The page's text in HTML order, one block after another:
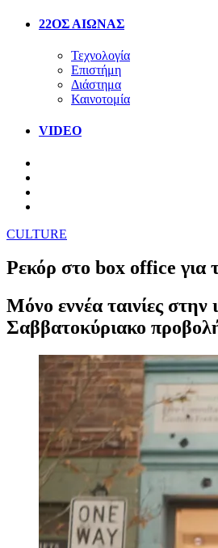
22ΟΣ ΑΙΩΝΑΣ
Τεχνολογία
Επιστήμη
Διάστημα
Καινοτομία
VIDEO
CULTURE
Ρεκόρ στο box office για
Μόνο εννέα ταινίες
Σαββατοκύριακο